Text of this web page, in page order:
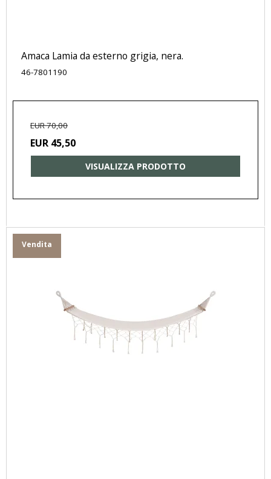
Amaca Lamia da esterno grigia, nera.
46-7801190
EUR 70,00
EUR 45,50
VISUALIZZA PRODOTTO
Vendita